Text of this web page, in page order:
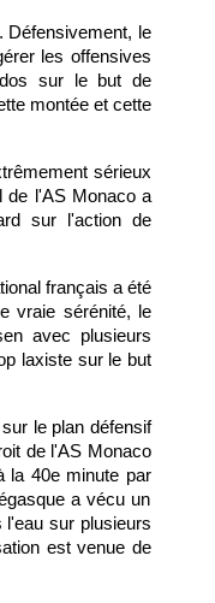
Défensivement, le
les offensives
sur le but de
montée et cette
sérieux
de l'AS Monaco a
sur l'action de
français a été
vraie sérénité, le
avec plusieurs
laxiste sur le but
le plan défensif
de l'AS Monaco
la 40e minute par
a vécu un
l'eau sur plusieurs
est venue de